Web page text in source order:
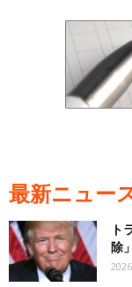
最新ニュー
ト
除